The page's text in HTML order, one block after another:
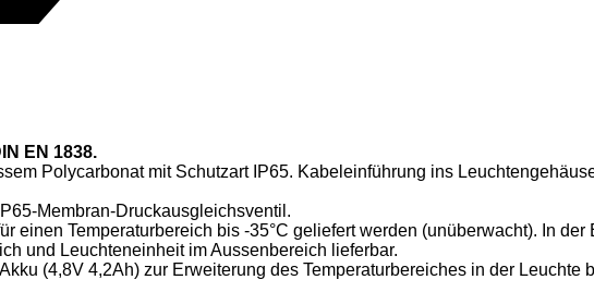
EN 1838.
Polycarbonat mit Schutzart IP65. Kabeleinführung ins
Membran-Druckausgleichsventil.
einen Temperaturbereich bis -35°C geliefert werden (unüberwacht). In
und Leuchteneinheit im Aussenbereich lieferbar.
(4,8V 4,2Ah) zur Erweiterung des Temperaturbereiches in der Leuchte